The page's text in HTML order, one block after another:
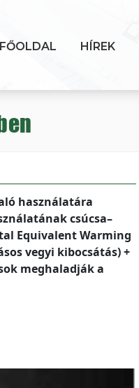
FŐOLDAL HÍREK
használatára
csúcsa–
Equivalent Warming
vegyi kibocsátás) +
meghaladják a